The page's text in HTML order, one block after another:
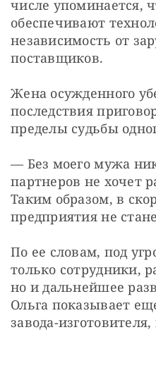
числе упоминается,
обеспечивают
независимость от
поставщиков.
Жена осужденного
последствия
пределы судьбы
— Без моего мужа
партнеров не хочет
Таким образом, в
предприятия не
По ее словам, под
только сотрудники,
но и дальнейшее
Ольга показывает
завода-